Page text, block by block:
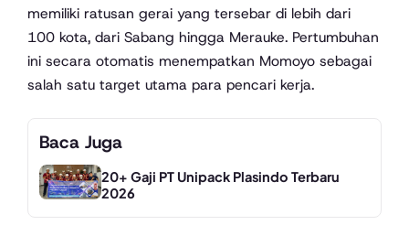
memiliki ratusan gerai yang tersebar di lebih dari
100 kota, dari Sabang hingga Merauke. Pertumbuhan
ini secara otomatis menempatkan Momoyo sebagai
salah satu target utama para pencari kerja.
Baca Juga
20+ Gaji PT Unipack Plasindo Terbaru
2026